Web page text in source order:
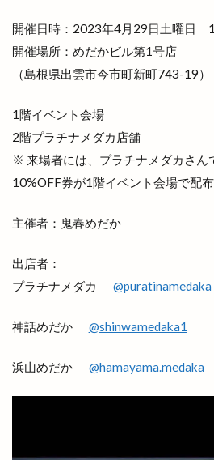
開催日時：2023年4月29日土曜日
開催場所：めだかビル第1号店
（島根県出雲市今市町新町743-19）
1階イベント会場
2階プラチナメダカ店舗
※ 来場者には、プラチナメダカさん
10%OFF券が1階イベント会場で配布
主催者：鬼春めだか
出店者：
プラチナメダカ
@puratinamedaka
神話めだか @shinwamedaka1
浜山めだか @hamayama.medaka